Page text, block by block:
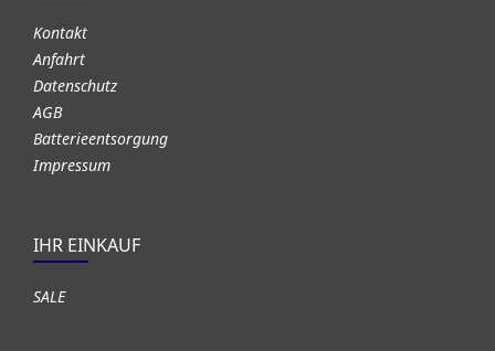
Kontakt
Anfahrt
Datenschutz
AGB
Batterieentsorgung
Impressum
IHR EINKAUF
SALE